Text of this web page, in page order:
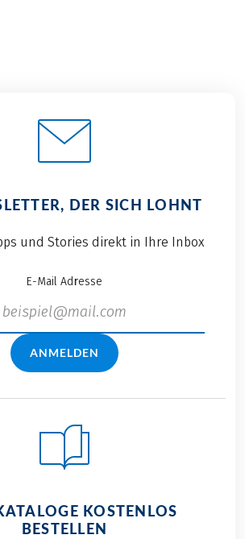
DER SICH LOHNT
und Stories direkt in Ihre Inbox
E-Mail Adresse
ANMELDEN
KOSTENLOS
BESTELLEN